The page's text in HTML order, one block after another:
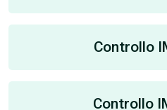
Controllo
Controllo